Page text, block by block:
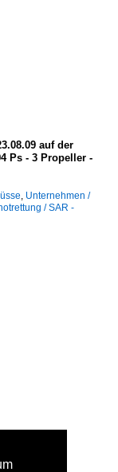
auf der
Ps - 3 Propeller -
, Unternehmen /
/ SAR -